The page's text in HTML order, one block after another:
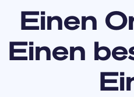
Einen
Einen